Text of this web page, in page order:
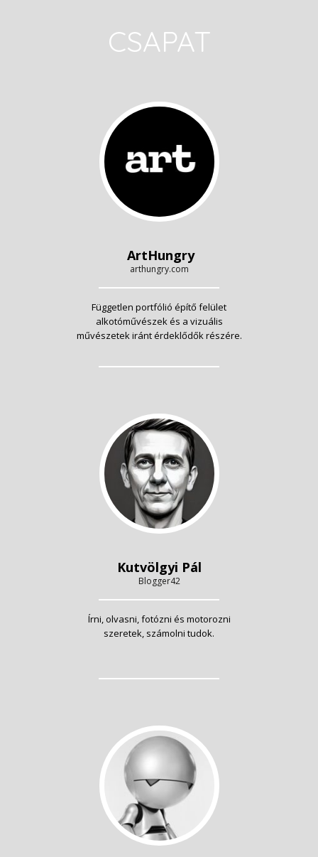
CSAPAT
ArtHungry
arthungry.com
Független portfólió építő felület
alkotóművészek és a vizuális
művészetek iránt érdeklődők részére.
Kutvölgyi Pál
Blogger42
Írni, olvasni, fotózni és motorozni
szeretek, számolni tudok.